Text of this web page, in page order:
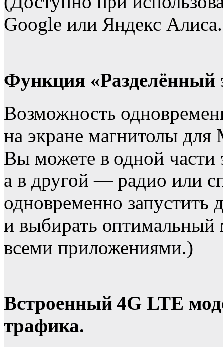
Google или Яндекс
Функция «Разделённый
Возможность
на экране магнитолы
Вы можете в одной части
а в другой — радио или
одновременно
и выбирать оптимальный
всеми приложениями.)
Встроенный 4G LTE
трафика.